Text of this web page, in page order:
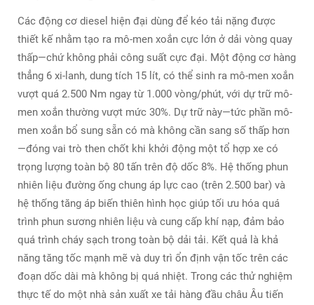
Các động cơ diesel hiện đại dùng để kéo tải nặng được
thiết kế nhằm tạo ra mô-men xoắn cực lớn ở dải vòng quay
thấp—chứ không phải công suất cực đại. Một động cơ hàng
thẳng 6 xi-lanh, dung tích 15 lít, có thể sinh ra mô-men xoắn
vượt quá 2.500 Nm ngay từ 1.000 vòng/phút, với dự trữ mô-
men xoắn thường vượt mức 30%. Dự trữ này—tức phần mô-
men xoắn bổ sung sẵn có mà không cần sang số thấp hơn
—đóng vai trò then chốt khi khởi động một tổ hợp xe có
trọng lượng toàn bộ 80 tấn trên độ dốc 8%. Hệ thống phun
nhiên liệu đường ống chung áp lực cao (trên 2.500 bar) và
hệ thống tăng áp biến thiên hình học giúp tối ưu hóa quá
trình phun sương nhiên liệu và cung cấp khí nạp, đảm bảo
quá trình cháy sạch trong toàn bộ dải tải. Kết quả là khả
năng tăng tốc mạnh mẽ và duy trì ổn định vận tốc trên các
đoạn dốc dài mà không bị quá nhiệt. Trong các thử nghiệm
thực tế do một nhà sản xuất xe tải hàng đầu châu Âu tiến